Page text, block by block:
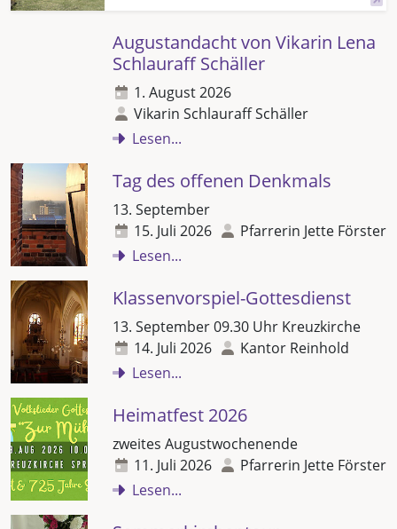
Augustandacht von Vikarin Lena
Schlauraff Schäller
1. August 2026
Vikarin Schlauraff Schäller
Lesen...
Tag des offenen Denkmals
13. September
15. Juli 2026
Pfarrerin Jette Förster
Lesen...
Klassenvorspiel-Gottesdienst
13. September 09.30 Uhr Kreuzkirche
14. Juli 2026
Kantor Reinhold
Lesen...
Heimatfest 2026
zweites Augustwochenende
11. Juli 2026
Pfarrerin Jette Förster
Lesen...